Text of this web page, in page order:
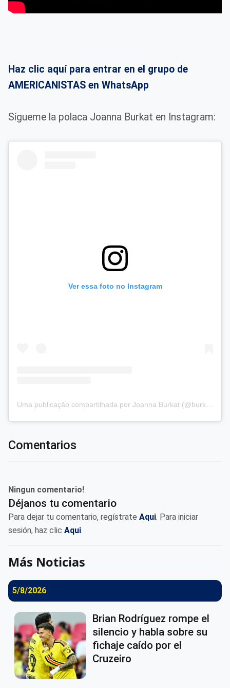
Haz clic aquí para entrar en el grupo de
AMERICANISTAS en WhatsApp
Sígueme la polaca Joanna Burkat en Instagram:
Ver essa foto no Instagram
Comentarios
Ningun comentario!
Déjanos tu comentario
Para dejar tu comentario, regístrate Aqui. Para iniciar
sesión, haz clic Aqui.
Más Noticias
5/8/2026
Brian Rodríguez rompe el
silencio y habla sobre su
fichaje caído por el
Cruzeiro